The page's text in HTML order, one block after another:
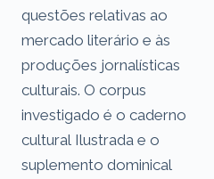
questões relativas ao
mercado literário e às
produções jornalísticas
culturais. O corpus
investigado é o caderno
cultural Ilustrada e o
suplemento dominical